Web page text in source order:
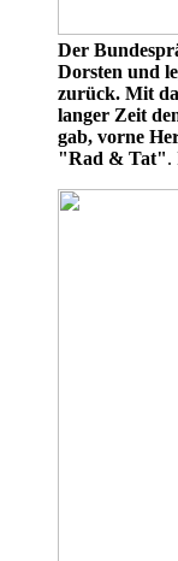
Der
Dorsten und
zurück. Mit
langer Zeit
gab, vorne
"Rad & Tat".